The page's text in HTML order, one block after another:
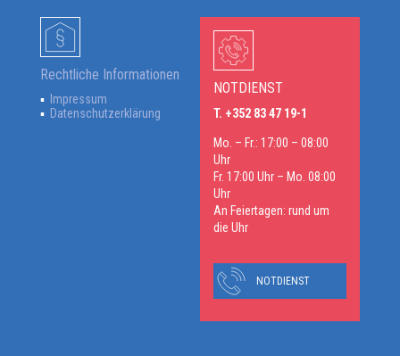
Rechtliche Informationen
Impressum
Datenschutzerklärung
NOTDIENST
T. +352 83 47 19-1
Mo. – Fr.: 17:00 – 08:00
Uhr
Fr. 17:00 Uhr – Mo. 08:00
Uhr
An Feiertagen: rund um
die Uhr
NOTDIENST